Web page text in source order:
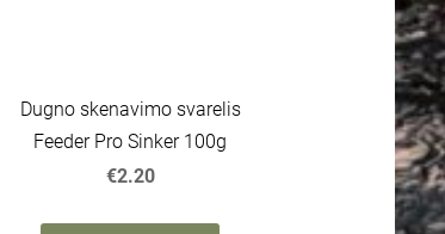
Dugno skenavimo svarelis
Feeder Pro Sinker 100g
€2.20